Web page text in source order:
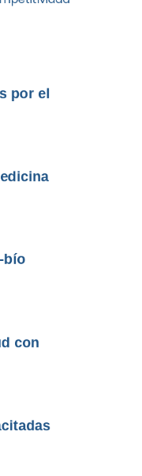
por el
bío
con